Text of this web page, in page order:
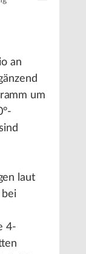
an
um
laut
4-